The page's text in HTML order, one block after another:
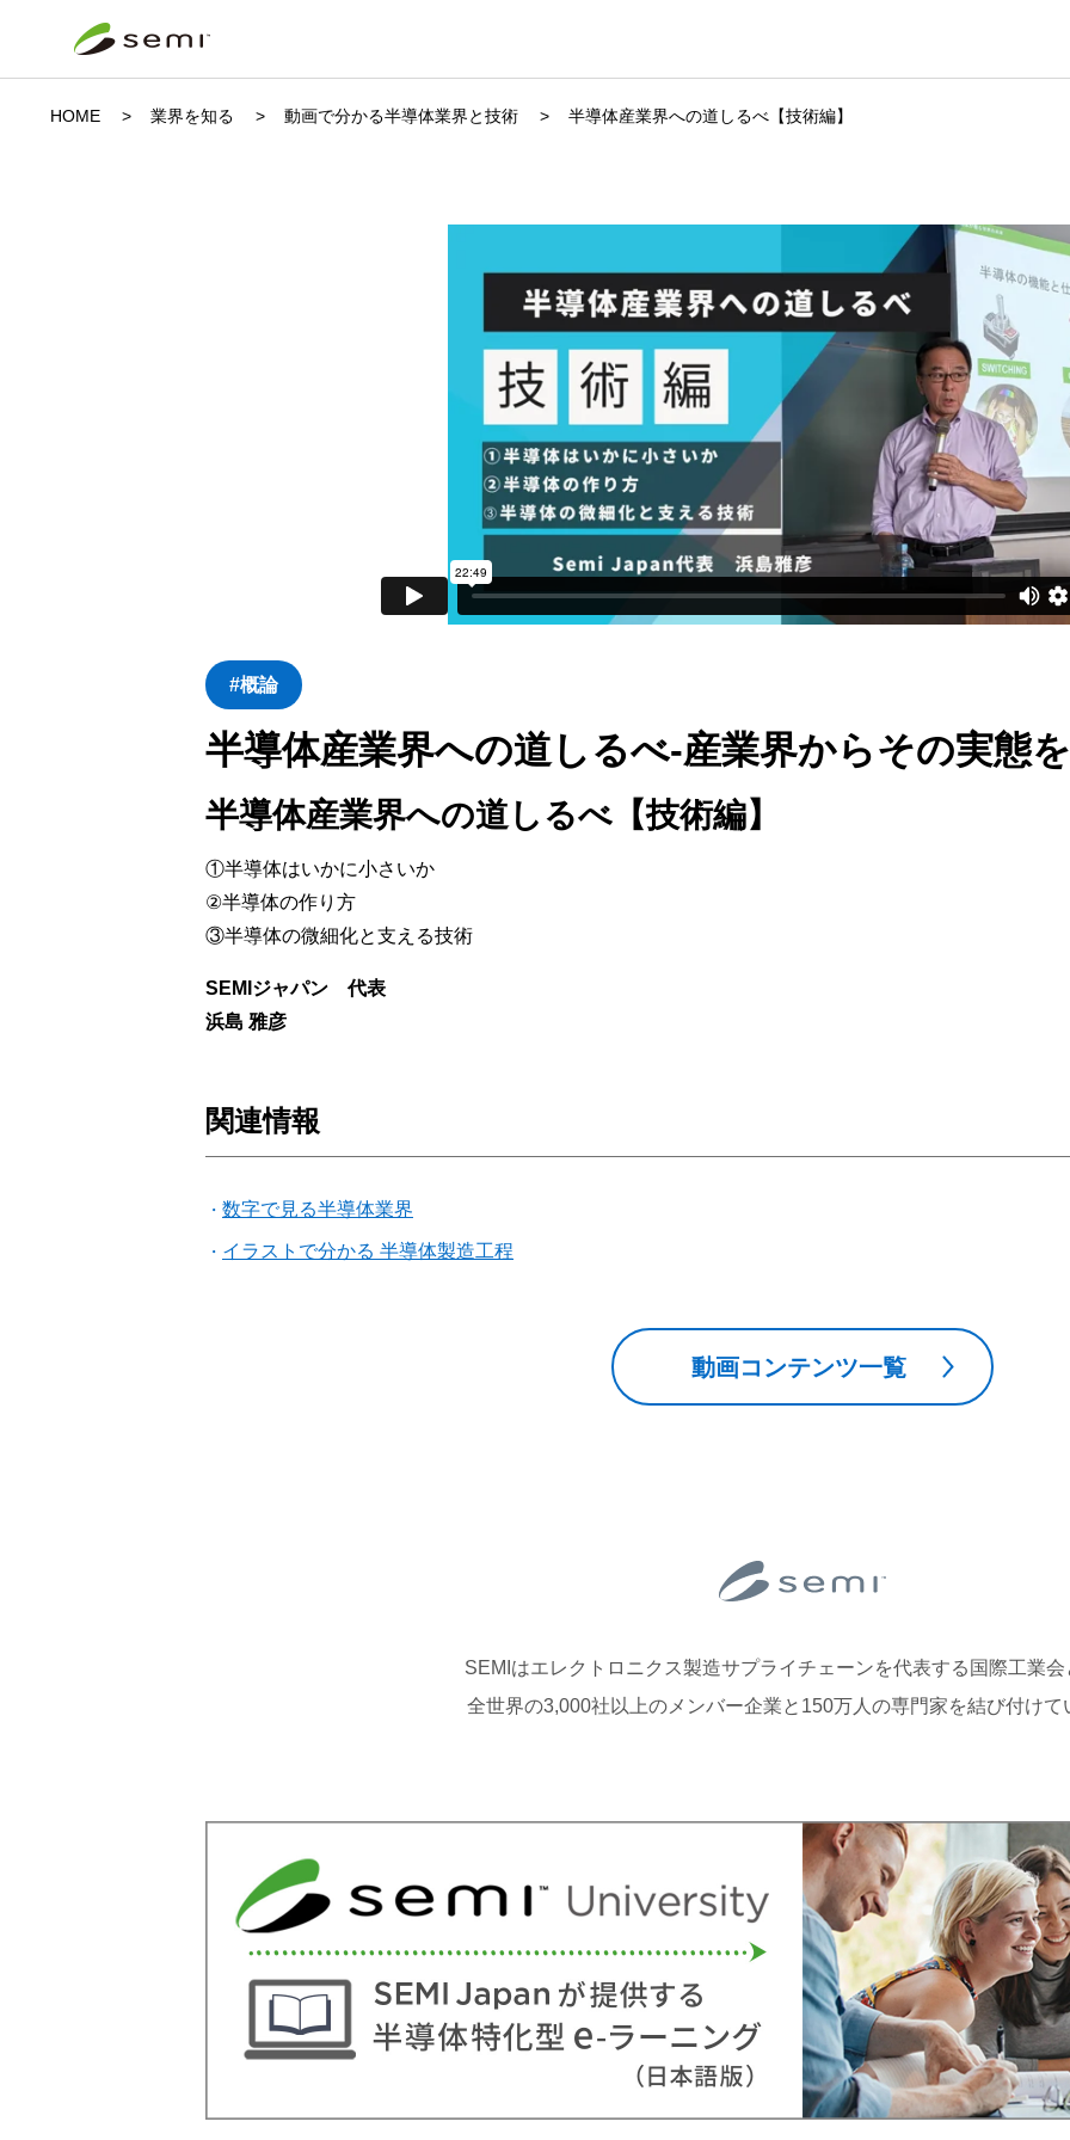
HOME 業界を知る 動画で分かる半導体業界と技術 半導体産業界への道しるべ【技術編】
#概論
半導体産業界への道しるべ-産業界からその実態
半導体産業界への道しるべ【技術編】
①半導体はいかに小さいか
②半導体の作り方
③半導体の微細化と支える技術
SEMIジャパン 代表
浜島 雅彦
関連情報
数字で見る半導体業界
イラストで分かる 半導体製造工程
動画コンテンツ一覧
SEMIはエレクトロニクス製造サプライチェーンを代表する国際工業会
全世界の3,000社以上のメンバー企業と150万人の専門家を結び付けて